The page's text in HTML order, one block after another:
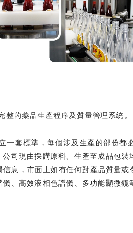
的藥品生產程序及質量管理系統。
套標準，每個涉及生產的部份都
司現由採購原料、生產至成品包裝
息，市面上如有任何對產品質量或
、高效液相色譜儀、多功能顯微鏡